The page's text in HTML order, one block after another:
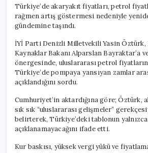
Türkiye’de akaryakıt fiyatları, petrol
rağmen artış göstermesi nedeniyle
gündemine taşındı.
İYİ Parti Denizli Milletvekili Yasin
Kaynaklar Bakanı Alparslan Bayraktar’a
önergesinde, uluslararası petrol
Türkiye’de pompaya yansıyan zamlar
açıklandığını sordu.
Cumhuriyet’in aktardığına göre; Öztürk,
sık sık “uluslararası gelişmeler”
belirterek, Türkiye’deki tablonun
açıklanamayacağını ifade etti.
Kur baskısı, yüksek vergi yükü ve